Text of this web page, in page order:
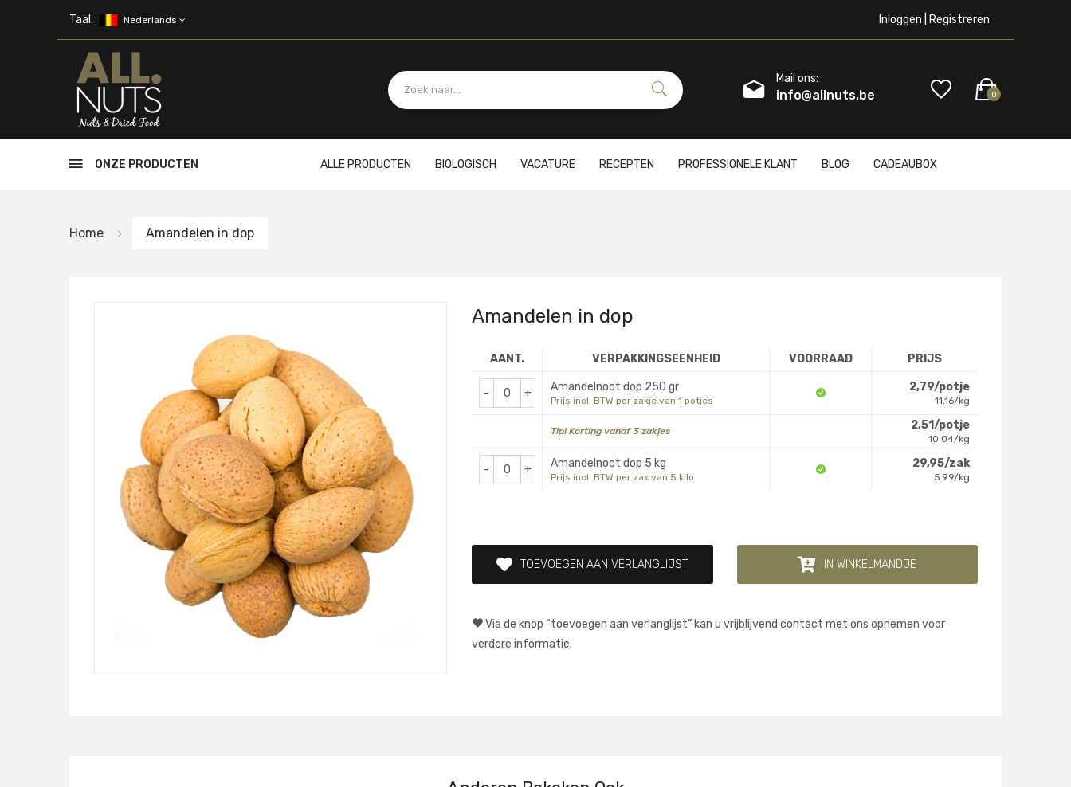
Taal: Nederlands Inloggen | Registreren
Mail ons:
info@allnuts.be 0
ONZE PRODUCTEN ALLE PRODUCTEN BIOLOGISCH VACATURE RECEPTEN PROFESSIONELE KLANT BLOG CADEAUBOX
Home Amandelen in dop
Amandelen in dop
AANT. VERPAKKINGSEENHEID VOORRAAD PRIJS
- + Amandelnoot dop 250 gr
Prijs incl. BTW per zakje van 1 potjes
2,79/potje
11.16/kg
Tip! Korting vanaf 3 zakjes 2,51/potje
10.04/kg
- + Amandelnoot dop 5 kg
Prijs incl. BTW per zak van 5 kilo
29,95/zak
5.99/kg
TOEVOEGEN AAN VERLANGLIJST IN WINKELMANDJE
Via de knop “toevoegen aan verlanglijst” kan u vrijblijvend contact met ons opnemen voor
verdere informatie.